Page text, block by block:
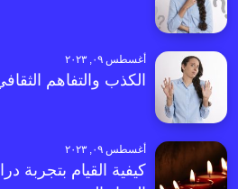
أغسطس ٠٩, ٢٠٢٣
الكذب والتفاهم
أغسطس ٠٩, ٢٠٢٣
كيفية القيام بتجربة